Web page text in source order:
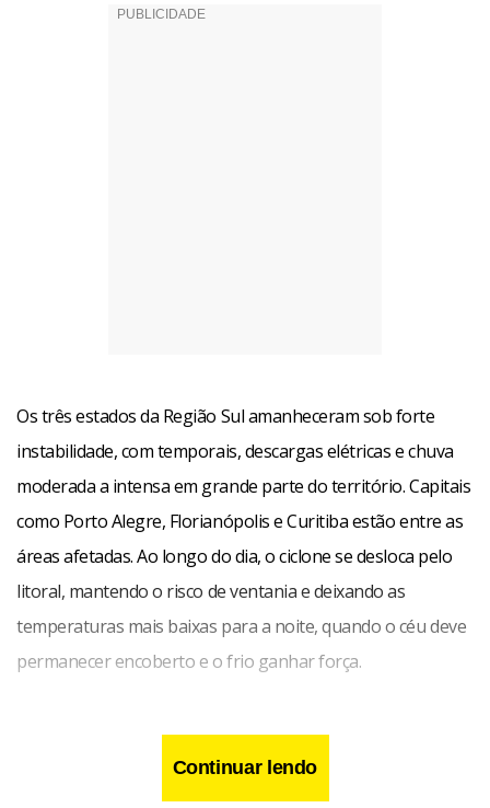
Os três estados da Região Sul amanheceram sob forte
instabilidade, com temporais, descargas elétricas e chuva
moderada a intensa em grande parte do território. Capitais
como Porto Alegre, Florianópolis e Curitiba estão entre as
áreas afetadas. Ao longo do dia, o ciclone se desloca pelo
litoral, mantendo o risco de ventania e deixando as
temperaturas mais baixas para a noite, quando o céu deve
permanecer encoberto e o frio ganhar força.
No Sudeste, a frente fria avança sobre São Paulo, Rio de
Janeiro e Minas Gerais, alterando o cenário meteorológico
ao longo do dia. A capital paulista deve registrar uma noite
Continuar lendo